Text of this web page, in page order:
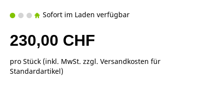
Sofort im Laden verfügbar
230,00 CHF
pro Stück (inkl. MwSt. zzgl. Versandkosten für
Standardartikel)